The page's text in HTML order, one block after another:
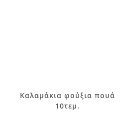
Καλαμάκια φούξια πουά
10τεμ.